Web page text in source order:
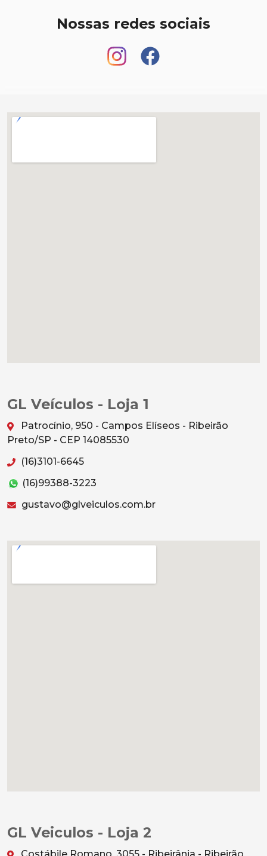
Nossas redes sociais
GL Veículos - Loja 1
Patrocínio, 950 - Campos Elíseos - Ribeirão
Preto/SP - CEP 14085530
(16)3101-6645
(16)99388-3223
gustavo@glveiculos.com.br
GL Veiculos - Loja 2